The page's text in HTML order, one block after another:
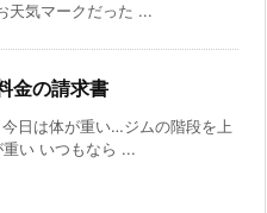
天気マークだった ...
金の請求書
日は体が重い…ジムの階段を上
い いつもなら ...